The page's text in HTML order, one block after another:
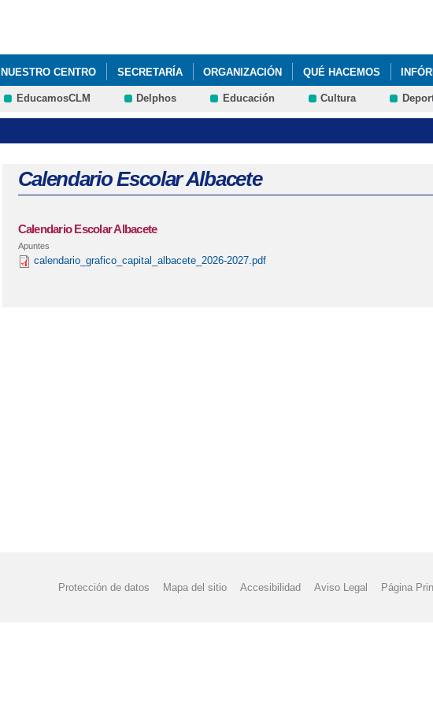
NUESTRO CENTRO SECRETARÍA ORGANIZACIÓN QUÉ HACEMOS
EducamosCLM Delphos Educación Cultura
Calendario Escolar Albacete
Calendario Escolar Albacete
Apuntes
calendario_grafico_capital_albacete_2026-2027.pdf
Protección de datos Mapa del sitio Accesibilidad Aviso Legal Página